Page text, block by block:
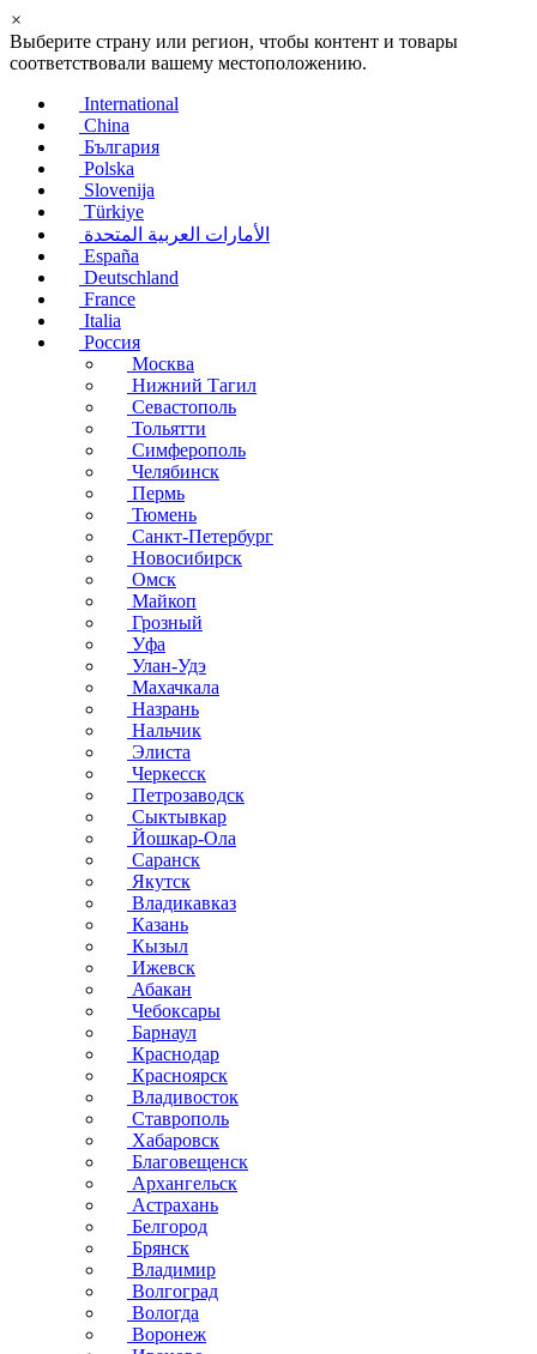
×
Выберите страну или регион, чтобы контент и товары
соответствовали вашему местоположению.
International
China
България
Polska
Slovenija
Türkiye
الأمارات العربية المتحدة
España
Deutschland
France
Italia
Россия
Москва
Нижний Тагил
Севастополь
Тольятти
Симферополь
Челябинск
Пермь
Тюмень
Санкт-Петербург
Новосибирск
Омск
Майкоп
Грозный
Уфа
Улан-Удэ
Махачкала
Назрань
Нальчик
Элиста
Черкесск
Петрозаводск
Сыктывкар
Йошкар-Ола
Саранск
Якутск
Владикавказ
Казань
Кызыл
Ижевск
Абакан
Чебоксары
Барнаул
Краснодар
Красноярск
Владивосток
Ставрополь
Хабаровск
Благовещенск
Архангельск
Астрахань
Белгород
Брянск
Владимир
Волгоград
Вологда
Воронеж